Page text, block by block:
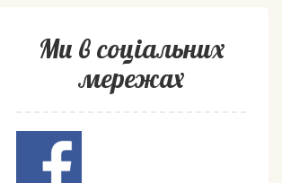
Ми в соціальних
мережах